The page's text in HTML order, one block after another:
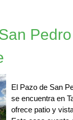
El Pazo de San
se encuentra en
ofrece patio y